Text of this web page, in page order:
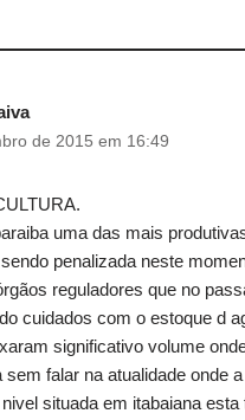
de 2015 em 16:49
uma das mais
penalizada neste
reguladores que no
cuidados com o estoque d
significativo volume
sem falar na atualidade onde
situada em itabaiana esta